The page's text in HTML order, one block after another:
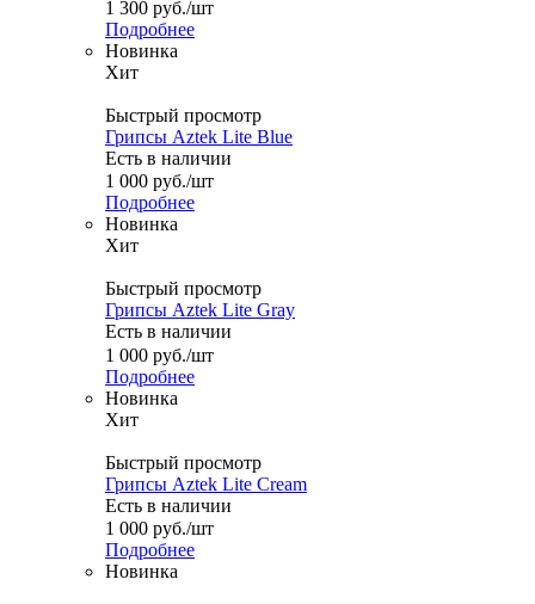
1 300 руб./шт
Подробнее
Новинка
Хит
Быстрый просмотр
Грипсы Aztek Lite Blue
Есть в наличии
1 000 руб./шт
Подробнее
Новинка
Хит
Быстрый просмотр
Грипсы Aztek Lite Gray
Есть в наличии
1 000 руб./шт
Подробнее
Новинка
Хит
Быстрый просмотр
Грипсы Aztek Lite Cream
Есть в наличии
1 000 руб./шт
Подробнее
Новинка